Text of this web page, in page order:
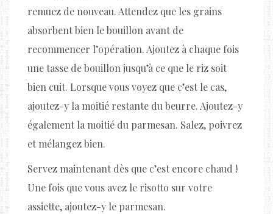
remuez de nouveau. Attendez que les grains
absorbent bien le bouillon avant de
recommencer l’opération. Ajoutez à chaque fois
une tasse de bouillon jusqu’à ce que le riz soit
bien cuit. Lorsque vous voyez que c’est le cas,
ajoutez-y la moitié restante du beurre. Ajoutez-y
également la moitié du parmesan. Salez, poivrez
et mélangez bien.
Servez maintenant dès que c’est encore chaud !
Une fois que vous avez le risotto sur votre
assiette, ajoutez-y le parmesan.